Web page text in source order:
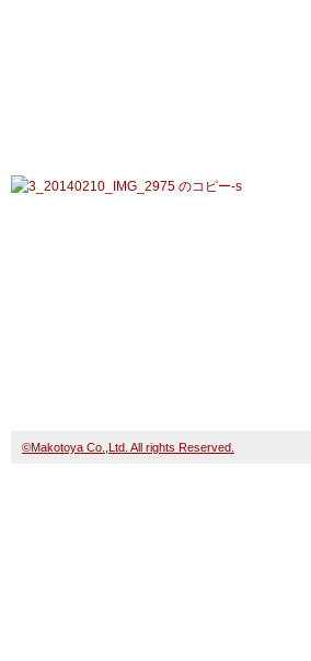
©Makotoya Co.,Ltd. All rights Reserved.